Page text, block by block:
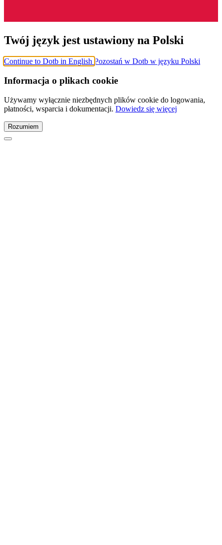
Twój język jest ustawiony na Polski
Continue to Dotb in English Pozostań w Dotb w języku Polski
Informacja o plikach cookie
Używamy wyłącznie niezbędnych plików cookie do logowania,
płatności, wsparcia i dokumentacji. Dowiedz się więcej
Rozumiem